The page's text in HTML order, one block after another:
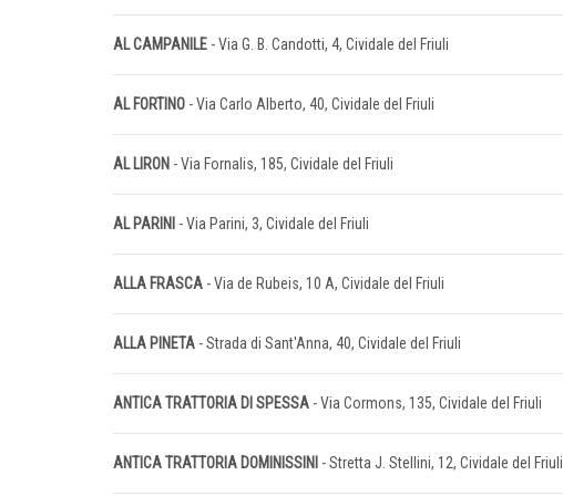
AL CAMPANILE - Via G. B. Candotti, 4, Cividale del Friuli
AL FORTINO - Via Carlo Alberto, 40, Cividale del Friuli
AL LIRON - Via Fornalis, 185, Cividale del Friuli
AL PARINI - Via Parini, 3, Cividale del Friuli
ALLA FRASCA - Via de Rubeis, 10 A, Cividale del Friuli
ALLA PINETA - Strada di Sant'Anna, 40, Cividale del Friuli
ANTICA TRATTORIA DI SPESSA - Via Cormons, 135, Cividale del Friuli
ANTICA TRATTORIA DOMINISSINI - Stretta J. Stellini, 12, Cividale del Friuli